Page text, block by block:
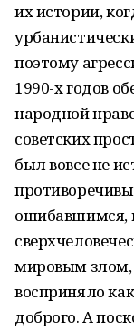
их истории,
поэтому
1990-х годов
народной
советских
был вовсе не
ошибавшимся,
мировым злом,
восприняло
доброго. А